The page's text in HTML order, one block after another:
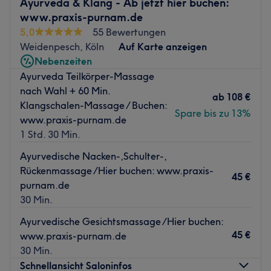
für dich, berät individuell und sorgt dafür, dass du dich
rundum wohlfühlst – während wir gemeinsam für
sichtbare, nachhaltige Ergebnisse sorgen. Dein Besuch
bei uns soll nicht nur effizient, sondern auch ein Verwöhn-
Erlebnis für dich sein :)
Vor der Behandlung erfolgt bei uns immer eine
persönliche Beratung durch medizinisch geschultes
Fachpersonal.
Das Team:
Unsere Inhaberin - Elena Nazaret ist medizinisch
geschulte Spezialistin für Hautverjüngung & dauerhafte
Haarentfernung. Das Team besteht aus hochprofessionell
ausgebildeten Fachkräften, die modernste medizinische
die besten auf dem Beauty-Markt verfügbaren Ergebnisse
zu ermöglichen. Ergebnisse, die sofort auffallen und die
halten.
www.praxis-purnam.de
5,0
55 Bewertungen
Weidenpesch, Köln
Auf Karte anzeigen
Nebenzeiten
Ayurveda Teilkörper-Massage
nach Wahl + 60 Min.
Klangschalen-Massage / Buchen:
www.praxis-purnam.de
1 Std. 30 Min.
ab 108 €
Spare bis zu 13%
Ayurvedische Nacken-,Schulter-,
Rückenmassage /Hier buchen: www.praxis-
purnam.de
30 Min.
45 €
Ayurvedische Gesichtsmassage /Hier buchen:
www.praxis-purnam.de
30 Min.
45 €
Schnellansicht Saloninfos